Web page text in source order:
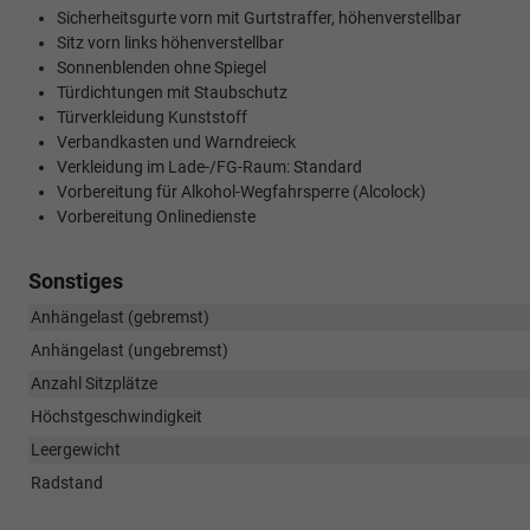
Sicherheitsgurte vorn mit Gurtstraffer, höhenverstellbar
Sitz vorn links höhenverstellbar
Sonnenblenden ohne Spiegel
Türdichtungen mit Staubschutz
Türverkleidung Kunststoff
Verbandkasten und Warndreieck
Verkleidung im Lade-/FG-Raum: Standard
Vorbereitung für Alkohol-Wegfahrsperre (Alcolock)
Vorbereitung Onlinedienste
Sonstiges
Anhängelast (gebremst)
Anhängelast (ungebremst)
Anzahl Sitzplätze
Höchstgeschwindigkeit
Leergewicht
Radstand